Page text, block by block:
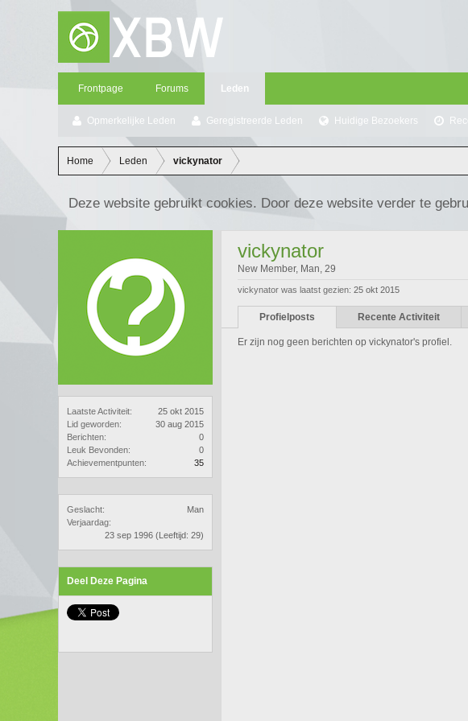
Frontpage Forums Leden
Opmerkelijke Leden Geregistreerde Leden Huidige Bezoekers
Home Leden vickynator
Deze website gebruikt cookies. Door deze website verder te
Laatste Activiteit:
25 okt 2015
Lid geworden:
30 aug 2015
Berichten:
0
Leuk Bevonden:
0
Achievementpunten:
35
Geslacht:
Man
Verjaardag:
23 sep 1996 (Leeftijd: 29)
Deel Deze Pagina
vickynator
New Member, Man, 29
vickynator was laatst gezien: 25 okt 2015
Profielposts Recente Activiteit
Er zijn nog geen berichten op vickynator's profiel.